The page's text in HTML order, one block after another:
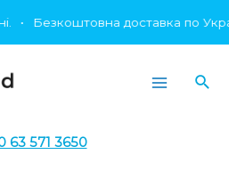
• Безкоштовна доставка по
63 571 3650